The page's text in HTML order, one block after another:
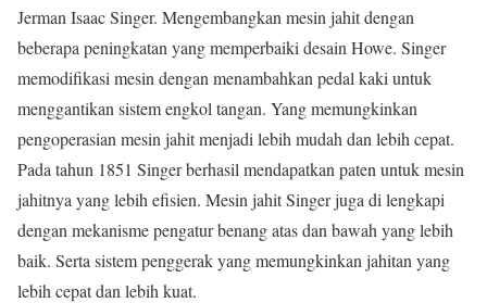
Jerman Isaac Singer. Mengembangkan mesin jahit dengan
beberapa peningkatan yang memperbaiki desain Howe. Singer
memodifikasi mesin dengan menambahkan pedal kaki untuk
menggantikan sistem engkol tangan. Yang memungkinkan
pengoperasian mesin jahit menjadi lebih mudah dan lebih cepat.
Pada tahun 1851 Singer berhasil mendapatkan paten untuk mesin
jahitnya yang lebih efisien. Mesin jahit Singer juga di lengkapi
dengan mekanisme pengatur benang atas dan bawah yang lebih
baik. Serta sistem penggerak yang memungkinkan jahitan yang
lebih cepat dan lebih kuat.